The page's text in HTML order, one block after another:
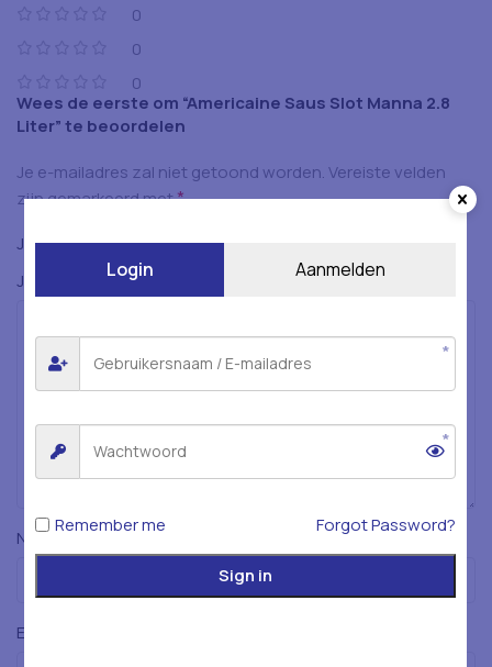
0
0
0
Wees de eerste om “Americaine Saus Slot Manna 2.8
Liter” te beoordelen
Je e-mailadres zal niet getoond worden.Vereiste velden
zijn gemarkeerd met*
Je beoordeling*
Je beoordeling*
Naam*
E-mail
Login Aanmelden
Remember me Forgot Password?
Sign in